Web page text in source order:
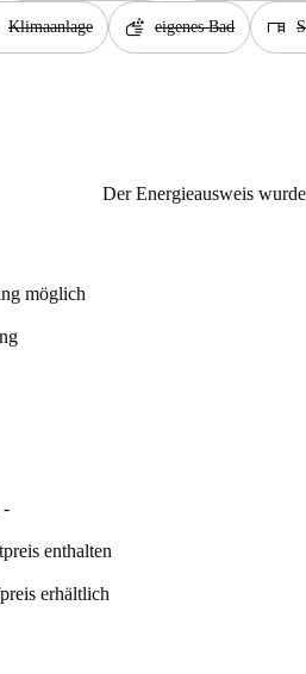
Klimaanlage soap eigenes Bad desk
Der Energieausweis
möglich
-
enthalten
erhältlich